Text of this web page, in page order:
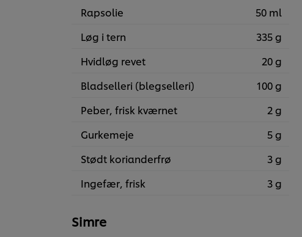
Rapsolie
50 ml
Løg i tern
335 g
Hvidløg revet
20 g
Bladselleri (blegselleri)
100 g
Peber, frisk kværnet
2 g
Gurkemeje
5 g
Stødt korianderfrø
3 g
Ingefær, frisk
3 g
Simre